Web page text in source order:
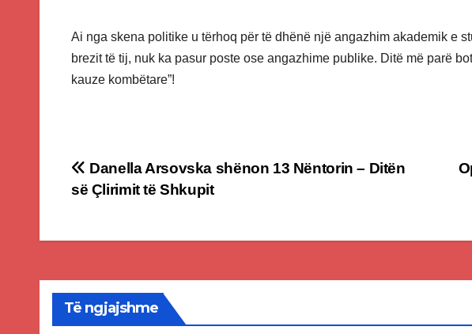
Ai nga skena politike u tërhoq për të dhënë një angazhim akademik e
brezit të tij, nuk ka pasur poste ose angazhime publike. Ditë më parë
kauze kombëtare”!
Post
navigation
Danella Arsovska shënon 13 Nëntorin – Ditën
së Çlirimit të Shkupit
Të ngjajshme